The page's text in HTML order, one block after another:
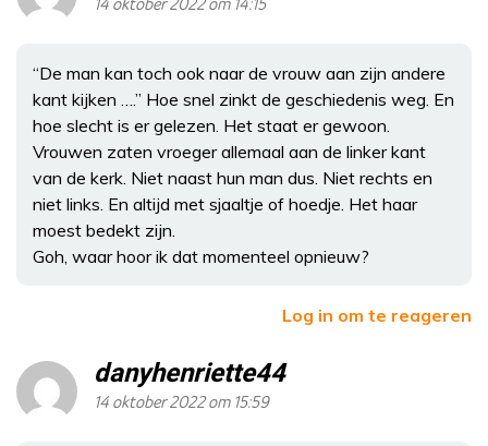
14 oktober 2022 om 14:15
“De man kan toch ook naar de vrouw aan zijn andere
kant kijken ….” Hoe snel zinkt de geschiedenis weg. En
hoe slecht is er gelezen. Het staat er gewoon.
Vrouwen zaten vroeger allemaal aan de linker kant
van de kerk. Niet naast hun man dus. Niet rechts en
niet links. En altijd met sjaaltje of hoedje. Het haar
moest bedekt zijn.
Goh, waar hoor ik dat momenteel opnieuw?
Log in om te reageren
danyhenriette44
14 oktober 2022 om 15:59